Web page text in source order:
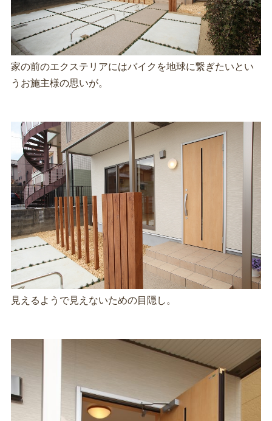
家の前のエクステリアにはバイクを地球に繋ぎたいとい
うお施主様の思いが。
見えるようで見えないための目隠し。